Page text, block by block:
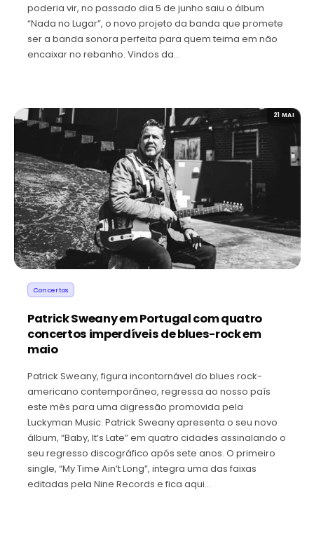
poderia vir, no passado dia 5 de junho saiu o álbum
“Nada no Lugar”, o novo projeto da banda que promete
ser a banda sonora perfeita para quem teima em não
encaixar no rebanho. Vindos da…
21 MAI
Concertos
Patrick Sweany em Portugal com quatro
concertos imperdíveis de blues-rock em
maio
Patrick Sweany, figura incontornável do blues rock-
americano contemporâneo, regressa ao nosso país
este mês para uma digressão promovida pela
Luckyman Music. Patrick Sweany apresenta o seu novo
álbum, “Baby, It’s Late” em quatro cidades assinalando o
seu regresso discográfico após sete anos. O primeiro
single, “My Time Ain’t Long”, integra uma das faixas
editadas pela Nine Records e fica aqui…